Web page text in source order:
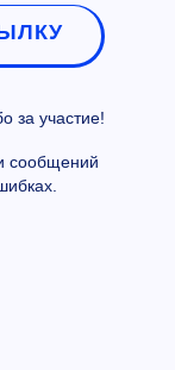
за участие!
сообщений